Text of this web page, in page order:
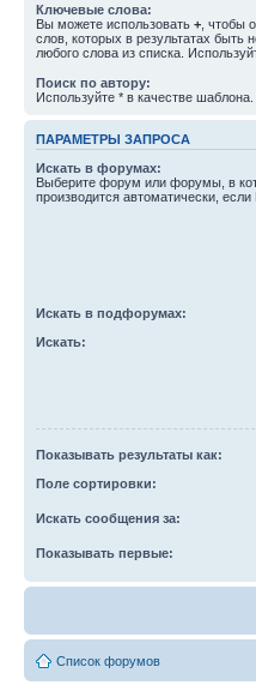
Ключевые слова:
Вы можете использовать + , чтобы
слов, которых в результатах
любого слова из списка.
Поиск по автору:
Используйте * в качестве шаблона.
ПАРАМЕТРЫ ЗАПРОСА
Искать в форумах:
Выберите форум или форумы, в
производится автоматически,
Искать в подфорумах:
Искать:
Показывать результаты как:
Поле сортировки:
Искать сообщения за:
Показывать первые:
Список форумов